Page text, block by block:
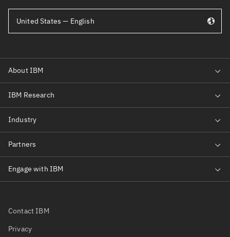
United States — English
Contact IBM
Privacy